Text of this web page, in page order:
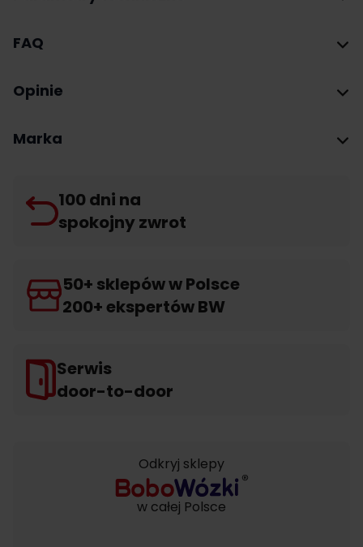
FAQ
Opinie
Marka
100 dni na
spokojny zwrot
50+ sklepów w Polsce
200+ ekspertów BW
Serwis
door-to-door
Odkryj sklepy
w całej Polsce